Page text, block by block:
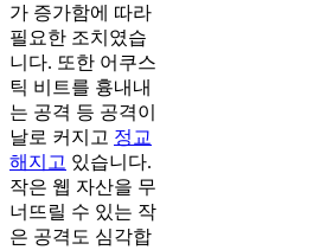
가 증가함에 따라
필요한 조치였습
니다. 또한 어쿠스
틱 비트를 흉내내
는 공격 등 공격이
날로 커지고 정교
해지고 있습니다.
작은 웹 자산을 무
너뜨릴 수 있는 작
은 공격도 심각합